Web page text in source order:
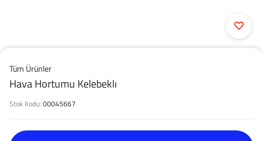
Tüm Ürünler
Hava Hortumu Kelebeklı
Stok Kodu: 00045667